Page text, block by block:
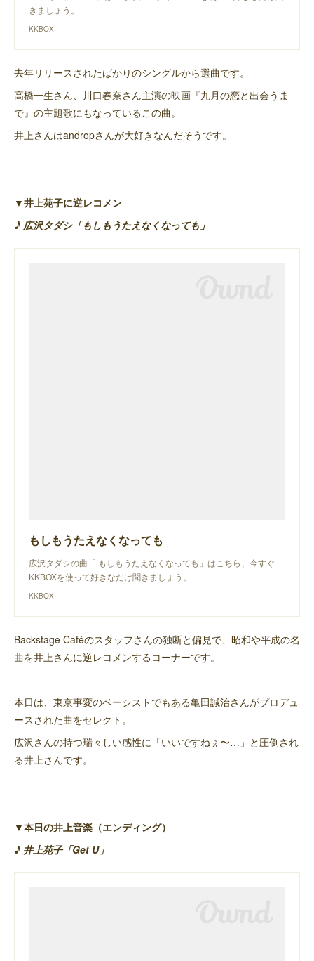
きましょう。
KKBOX
去年リリースされたばかりのシングルから選曲です。
高橋一生さん、川口春奈さん主演の映画『九月の恋と出会うま
で』の主題歌にもなっているこの曲。
井上さんはandropさんが大好きなんだそうです。
▼井上苑子に逆レコメン
♪ 広沢タダシ「もしもうたえなくなっても」
もしもうたえなくなっても
広沢タダシの曲「 もしもうたえなくなっても」はこちら、今すぐ
KKBOXを使って好きなだけ聞きましょう。
KKBOX
Backstage Caféのスタッフさんの独断と偏見で、昭和や平成の名
曲を井上さんに逆レコメンするコーナーです。
本日は、東京事変のベーシストでもある亀田誠治さんがプロデュ
ースされた曲をセレクト。
広沢さんの持つ瑞々しい感性に「いいですねぇ〜…」と圧倒され
る井上さんです。
▼本日の井上音楽（エンディング）
♪ 井上苑子「Get U」